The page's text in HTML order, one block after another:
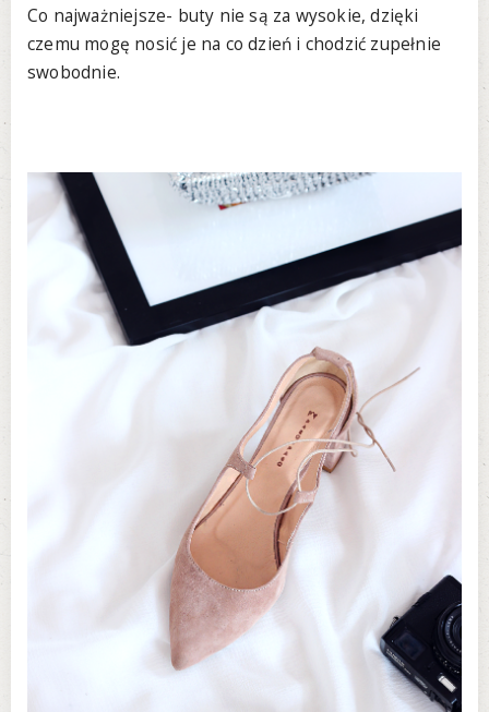
Co najważniejsze- buty nie są za wysokie, dzięki
czemu mogę nosić je na co dzień i chodzić zupełnie
swobodnie.